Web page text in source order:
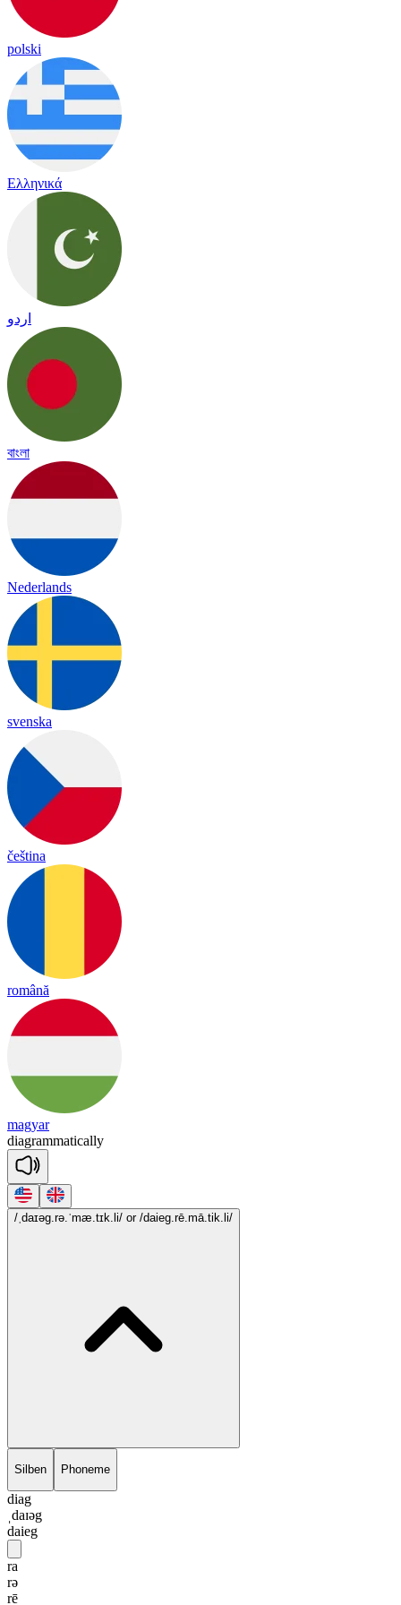
polski
Ελληνικά
اردو
বাংলা
Nederlands
svenska
čeština
română
magyar
diagrammatically
/ˌdaɪəg.rə.ˈmæ.tɪk.li/ or /daieg.rē.mā.tik.li/
Silben Phoneme
diag
ˌdaɪəg
daieg
ra
rə
rē